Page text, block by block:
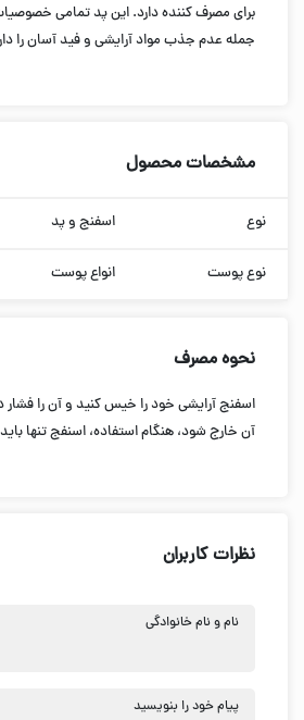
برای مصرف کننده دارد. این پد تمامی
جمله عدم جذب مواد آرایشی و فید آسان را
مشخصات محصول
نوع اسفنج و پد
نوع پوست انواع پوست
نحوه مصرف
اسفنج آرایشی خود را خیس کنید و آن را
آن خارج شود، هنگام استفاده، اسنفج تنها
نظرات کاربران
نام و نام خانوادگی
پیام خود را بنویسید